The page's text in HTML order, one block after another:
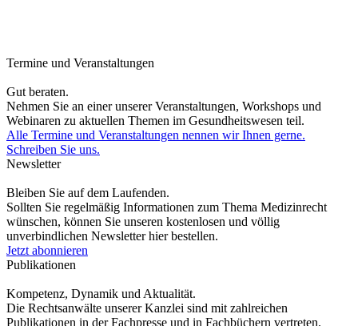
Termine und Veranstaltungen
Gut beraten.
Nehmen Sie an einer unserer Veranstaltungen, Workshops und
Webinaren zu aktuellen Themen im Gesundheitswesen teil.
Alle Termine und Veranstaltungen nennen wir Ihnen gerne.
Schreiben Sie uns.
Newsletter
Bleiben Sie auf dem Laufenden.
Sollten Sie regelmäßig Informationen zum Thema Medizinrecht
wünschen, können Sie unseren kostenlosen und völlig
unverbindlichen Newsletter hier bestellen.
Jetzt abonnieren
Publikationen
Kompetenz, Dynamik und Aktualität.
Die Rechtsanwälte unserer Kanzlei sind mit zahlreichen
Publikationen in der Fachpresse und in Fachbüchern vertreten.